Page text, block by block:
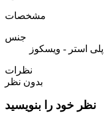
مشخصات
جنس
پلی استر - ویسکوز
نظرات
بدون نظر
نظر خود را بنویسید